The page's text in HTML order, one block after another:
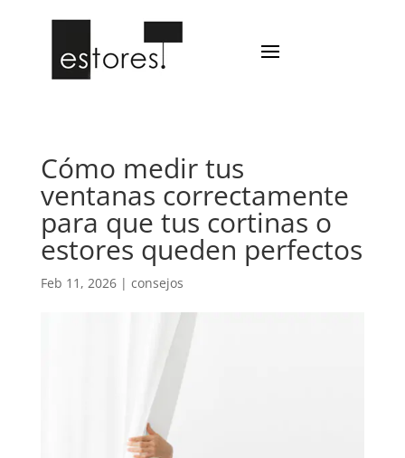
Cómo medir tus
ventanas correctamente
para que tus cortinas o
estores queden perfectos
Feb 11, 2026| consejos